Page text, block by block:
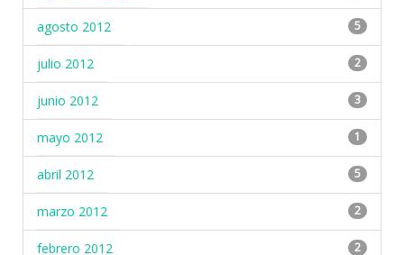
agosto 2012 5
julio 2012 2
junio 2012 3
mayo 2012 1
abril 2012 5
marzo 2012 2
febrero 2012 2